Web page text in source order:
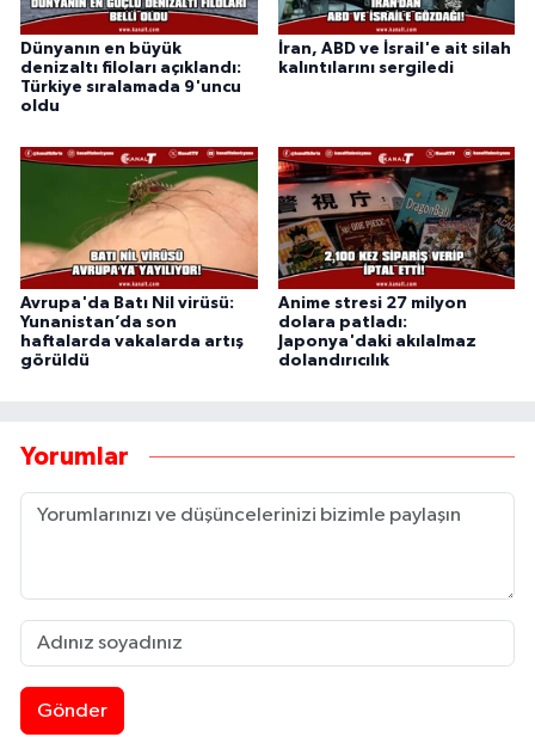
Dünyanın en büyük
denizaltı filoları açıklandı:
Türkiye sıralamada 9'uncu
oldu
İran, ABD ve İsrail'e ait silah
kalıntılarını sergiledi
Avrupa'da Batı Nil virüsü:
Yunanistan’da son
haftalarda vakalarda artış
görüldü
Anime stresi 27 milyon
dolara patladı:
Japonya'daki akılalmaz
dolandırıcılık
Yorumlar
Gönder